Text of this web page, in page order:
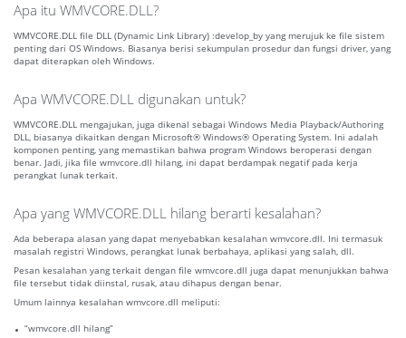
Apa itu WMVCORE.DLL?
WMVCORE.DLL file DLL (Dynamic Link Library) :develop_by yang merujuk ke file sistem
penting dari OS Windows. Biasanya berisi sekumpulan prosedur dan fungsi driver, yang
dapat diterapkan oleh Windows.
Apa WMVCORE.DLL digunakan untuk?
WMVCORE.DLL mengajukan, juga dikenal sebagai Windows Media Playback/Authoring
DLL, biasanya dikaitkan dengan Microsoft® Windows® Operating System. Ini adalah
komponen penting, yang memastikan bahwa program Windows beroperasi dengan
benar. Jadi, jika file wmvcore.dll hilang, ini dapat berdampak negatif pada kerja
perangkat lunak terkait.
Apa yang WMVCORE.DLL hilang berarti kesalahan?
Ada beberapa alasan yang dapat menyebabkan kesalahan wmvcore.dll. Ini termasuk
masalah registri Windows, perangkat lunak berbahaya, aplikasi yang salah, dll.
Pesan kesalahan yang terkait dengan file wmvcore.dll juga dapat menunjukkan bahwa
file tersebut tidak diinstal, rusak, atau dihapus dengan benar.
Umum lainnya kesalahan wmvcore.dll meliputi:
“wmvcore.dll hilang”